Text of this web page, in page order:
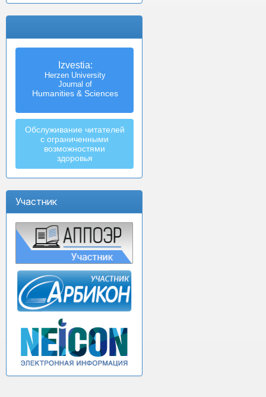
Izvestia:
Herzen University
Journal of
Humanities & Sciences
Обслуживание читателей
с ограниченными
возможностями
здоровья
Участник